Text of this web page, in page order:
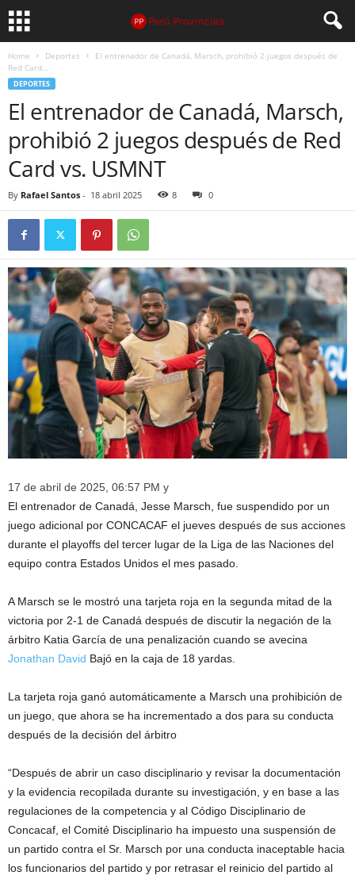
Home Deportes
El entrenador de Canadá, Marsch, prohibió 2 juegos después de
Red Card...
DEPORTES
El entrenador de Canadá, Marsch,
prohibió 2 juegos después de Red
Card vs. USMNT
By Rafael Santos - 18 abril 2025 8 0
17 de abril de 2025, 06:57 PM y
El entrenador de Canadá, Jesse Marsch, fue suspendido por un
juego adicional por CONCACAF el jueves después de sus acciones
durante el playoffs del tercer lugar de la Liga de las Naciones del
equipo contra Estados Unidos el mes pasado.
A Marsch se le mostró una tarjeta roja en la segunda mitad de la
victoria por 2-1 de Canadá después de discutir la negación de la
árbitro Katia García de una penalización cuando se avecina
Jonathan David Bajó en la caja de 18 yardas.
La tarjeta roja ganó automáticamente a Marsch una prohibición de
un juego, que ahora se ha incrementado a dos para su conducta
después de la decisión del árbitro
“Después de abrir un caso disciplinario y revisar la documentación
y la evidencia recopilada durante su investigación, y en base a las
regulaciones de la competencia y al Código Disciplinario de
Concacaf, el Comité Disciplinario ha impuesto una suspensión de
un partido contra el Sr. Marsch por una conducta inaceptable hacia
los funcionarios del partido y por retrasar el reinicio del partido al